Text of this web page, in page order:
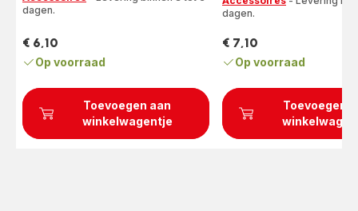
Toevoegen aan
winkelwagentje
(gemiddeld)
dagen.
Prijs
€ 6,10
Op voorraad
Toevoegen
dagen.
Prijs
€ 7,10
Op voorraad